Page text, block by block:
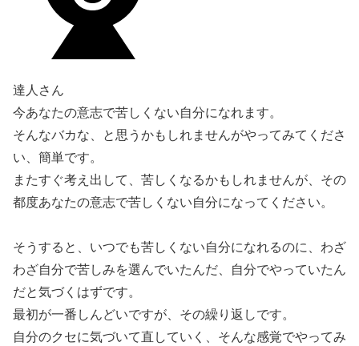
達人さん
今あなたの意志で苦しくない自分になれます。
そんなバカな、と思うかもしれませんがやってみてくださ
い、簡単です。
またすぐ考え出して、苦しくなるかもしれませんが、その
都度あなたの意志で苦しくない自分になってください。
そうすると、いつでも苦しくない自分になれるのに、わざ
わざ自分で苦しみを選んでいたんだ、自分でやっていたん
だと気づくはずです。
最初が一番しんどいですが、その繰り返しです。
自分のクセに気づいて直していく、そんな感覚でやってみ